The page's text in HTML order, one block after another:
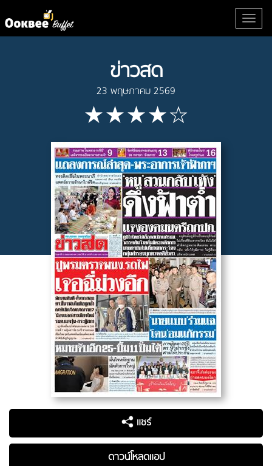
ข่าวสด
23 พฤษภาคม 2569
แชร์
ดาวน์โหลดแอป